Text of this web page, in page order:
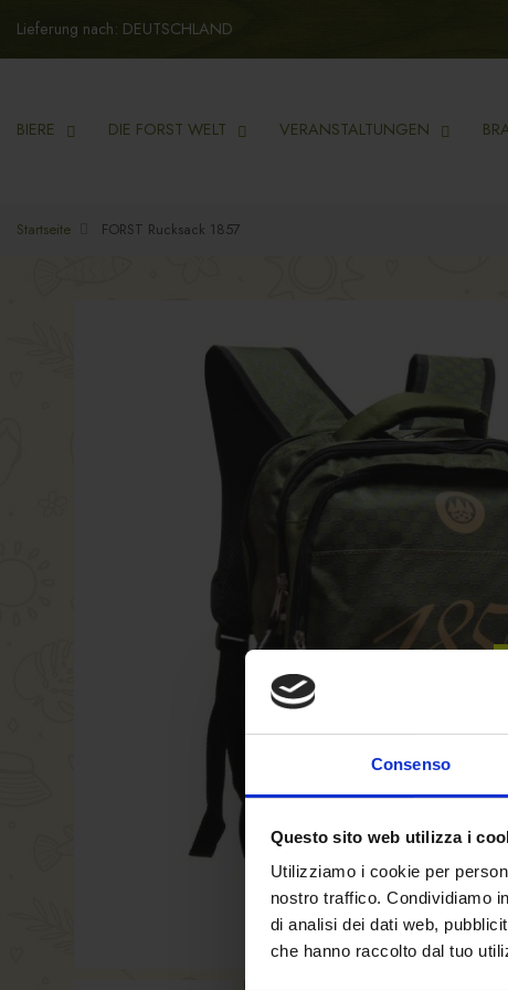
Consenso
Questo sito web utilizza i
Utilizziamo i cookie per
nostro traffico. Condividiamo
di analisi dei dati web,
che hanno raccolto dal tuo
Lieferung nach: DEUTSCHLAND
BIERE DIE FORST WELT VERANSTALTUNGEN
Startseite FORST Rucksack 1857